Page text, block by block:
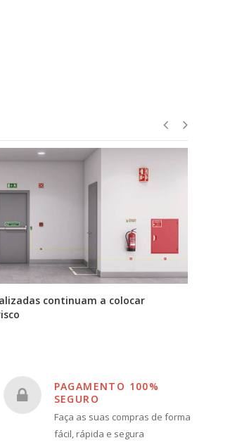
continuam a colocar
PAGAMENTO 100%
SEGURO
Faça as suas compras de forma
fácil, rápida e segura